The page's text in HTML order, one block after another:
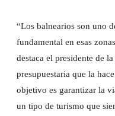
“Los balnearios son uno
fundamental en esas
destaca el presidente de
presupuestaria que la
objetivo es garantizar la
un tipo de turismo que